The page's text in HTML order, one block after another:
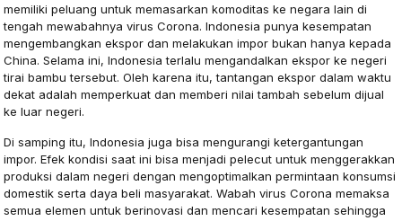
memiliki peluang untuk memasarkan komoditas ke negara lain di
tengah mewabahnya virus Corona. Indonesia punya kesempatan
mengembangkan ekspor dan melakukan impor bukan hanya kepada
China. Selama ini, Indonesia terlalu mengandalkan ekspor ke negeri
tirai bambu tersebut. Oleh karena itu, tantangan ekspor dalam waktu
dekat adalah memperkuat dan memberi nilai tambah sebelum dijual
ke luar negeri.
Di samping itu, Indonesia juga bisa mengurangi ketergantungan
impor. Efek kondisi saat ini bisa menjadi pelecut untuk menggerakkan
produksi dalam negeri dengan mengoptimalkan permintaan konsumsi
domestik serta daya beli masyarakat. Wabah virus Corona memaksa
semua elemen untuk berinovasi dan mencari kesempatan sehingga